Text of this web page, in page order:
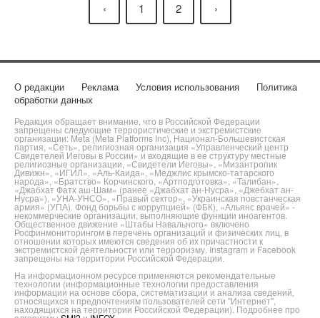
‹ 1 2 ›
О редакции Реклама Условия использования
Политика
обработки данных
Редакция обращает внимание, что в Российской Федерации
запрещены следующие террористические и экстремистские
организации: Meta (Meta Platforms Inc), Национал-Большевистская
партия, «Сеть», религиозная организация «Управленческий центр
Свидетелей Иеговы в России» и входящие в ее структуру местные
религиозные организации, «Свидетели Иеговы», «Мизантропик
Дивижн», «ИГИЛ», «Аль-Каида», «Меджлис крымско-татарского
народа», «Братство» Корчинского, «Артподготовка», «Талибан»,
«Джабхат Фатх аш-Шам» (ранее «Джабхат ан-Нусра», «Джебхат ан-
Нусра»), «УНА-УНСО», «Правый сектор», «Украинская повстанческая
армия» (УПА). Фонд борьбы с коррупцией» (ФБК), «Альянс врачей» -
некоммерческие организации, выполняющие функции иноагентов.
Общественное движение «Штабы Навального» включено
Росфинмониторингом в перечень организаций и физических лиц, в
отношении которых имеются сведения об их причастности к
экстремистской деятельности или терроризму. Instagram и Facebook
запрещены на территории Российской Федерации.
На информационном ресурсе применяются рекомендательные
технологии (информационные технологии предоставления
информации на основе сбора, систематизации и анализа сведений,
относящихся к предпочтениям пользователей сети "Интернет",
находящихся на территории Российской Федерации). Подробнее про